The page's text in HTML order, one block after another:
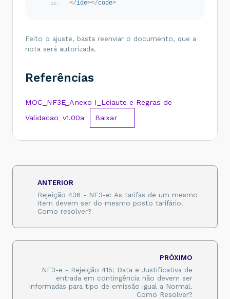
</ide></code>
Feito o ajuste, basta reenviar o documento, que a
nota será autorizada.
Referências
MOC_NF3E_Anexo I_Leiaute e Regras de
Validacao_v1.00a
Baixar
ANTERIOR
Rejeição 436 - NF3-e: As tarifas de um mesmo
item devem ser do mesmo posto tarifário.
Como resolver?
PRÓXIMO
NF3-e - Rejeição 415: Data e Justificativa de
entrada em contingência não devem ser
informadas para tipo de emissão igual a Normal.
Como Resolver?